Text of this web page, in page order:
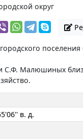
округ
С.Ф. Малюшиных
в. д.